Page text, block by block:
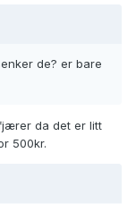
de? er bare
da det er litt
500kr.